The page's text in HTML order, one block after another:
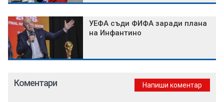
УЕФА съди ФИФА заради плана
на Инфантино
Коментари Напиши коментар